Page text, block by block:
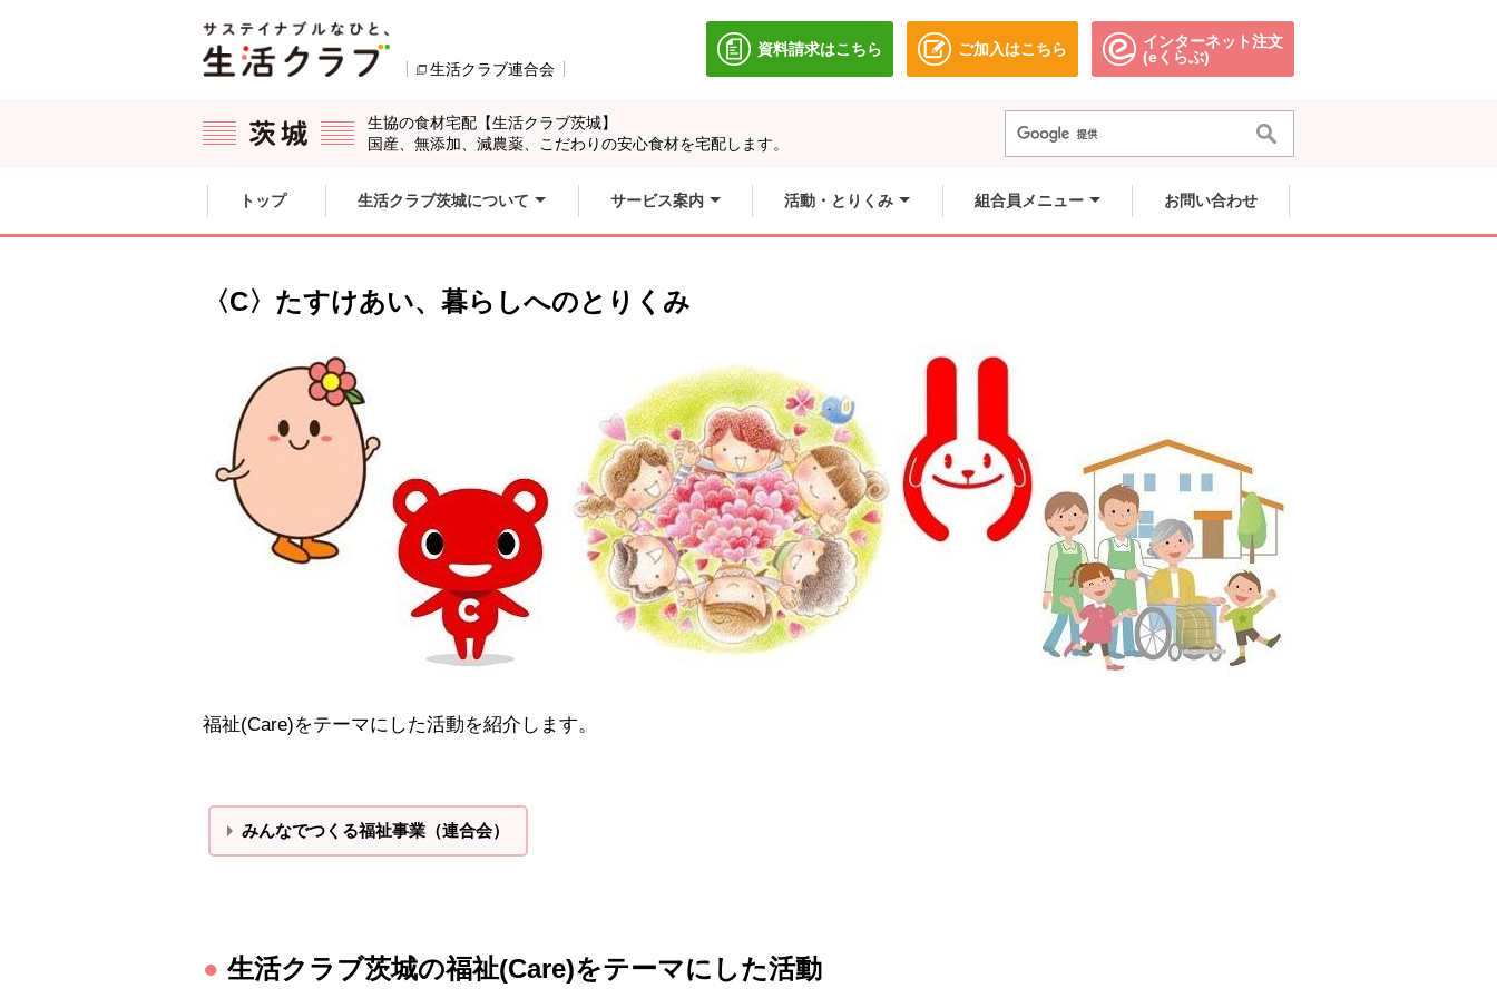
生活クラブ連合会 別のウィンドウで開きます。
資料請求はこちら
別のウィンドウで開きます。ご加入はこちら
別のウィンドウで開きます。
インターネット注文
(eくらぶ)別のウィンドウで開きます。
生協の食材宅配【生活クラブ茨城】
国産、無添加、減農薬、こだわりの安心食材を宅配します。
ここからサイト内共通メニューです。
サイト内共通メニューをスキップする
トップ 生活クラブ茨城について サービス案内 活動・とりくみ 組合員メニュー お問い合わせ
〈C〉たすけあい、暮らしへのとりくみ
福祉(Care)をテーマにした活動を紹介します。
みんなでつくる福祉事業（連合会）
● 生活クラブ茨城の福祉(Care)をテーマにした活動